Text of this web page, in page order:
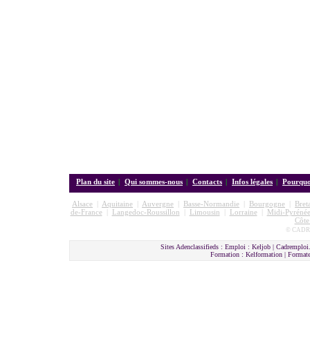
Plan du site | Qui sommes-nous | Contacts | Infos légales |
Alsace Aquitaine Auvergne Basse-Normandie Bourgogne
de-France| Langedoc-Roussillon Limousin Lorraine|
Midi-
©
Sites Adenclassifieds : Emploi : Keljob |
Formation : Kelformation |